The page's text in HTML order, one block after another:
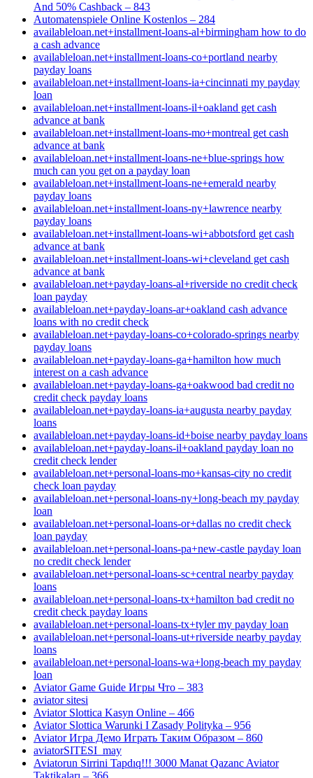
And 50% Cashback – 843
Automatenspiele Online Kostenlos – 284
availableloan.net+installment-loans-al+birmingham how to do
a cash advance
availableloan.net+installment-loans-co+portland nearby
payday loans
availableloan.net+installment-loans-ia+cincinnati my payday
loan
availableloan.net+installment-loans-il+oakland get cash
advance at bank
availableloan.net+installment-loans-mo+montreal get cash
advance at bank
availableloan.net+installment-loans-ne+blue-springs how
much can you get on a payday loan
availableloan.net+installment-loans-ne+emerald nearby
payday loans
availableloan.net+installment-loans-ny+lawrence nearby
payday loans
availableloan.net+installment-loans-wi+abbotsford get cash
advance at bank
availableloan.net+installment-loans-wi+cleveland get cash
advance at bank
availableloan.net+payday-loans-al+riverside no credit check
loan payday
availableloan.net+payday-loans-ar+oakland cash advance
loans with no credit check
availableloan.net+payday-loans-co+colorado-springs nearby
payday loans
availableloan.net+payday-loans-ga+hamilton how much
interest on a cash advance
availableloan.net+payday-loans-ga+oakwood bad credit no
credit check payday loans
availableloan.net+payday-loans-ia+augusta nearby payday
loans
availableloan.net+payday-loans-id+boise nearby payday loans
availableloan.net+payday-loans-il+oakland payday loan no
credit check lender
availableloan.net+personal-loans-mo+kansas-city no credit
check loan payday
availableloan.net+personal-loans-ny+long-beach my payday
loan
availableloan.net+personal-loans-or+dallas no credit check
loan payday
availableloan.net+personal-loans-pa+new-castle payday loan
no credit check lender
availableloan.net+personal-loans-sc+central nearby payday
loans
availableloan.net+personal-loans-tx+hamilton bad credit no
credit check payday loans
availableloan.net+personal-loans-tx+tyler my payday loan
availableloan.net+personal-loans-ut+riverside nearby payday
loans
availableloan.net+personal-loans-wa+long-beach my payday
loan
Aviator Game Guide Игры Что – 383
aviator sitesi
Aviator Slottica Kasyn Online – 466
Aviator Slottica Warunki I Zasady Polityka – 956
Aviator Игра Демо Играть Таким Образом – 860
aviatorSITESI_may
Aviatorun Sirrini Tapdıq!!! 3000 Manat Qazanc Aviator
Taktikaları – 366